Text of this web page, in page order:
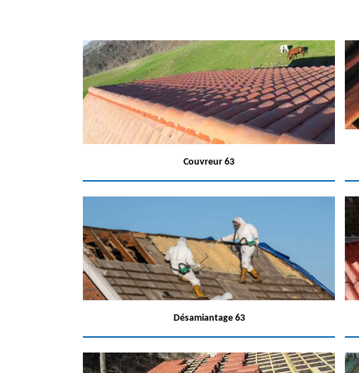
Couvreur 63
Désamiantage 63